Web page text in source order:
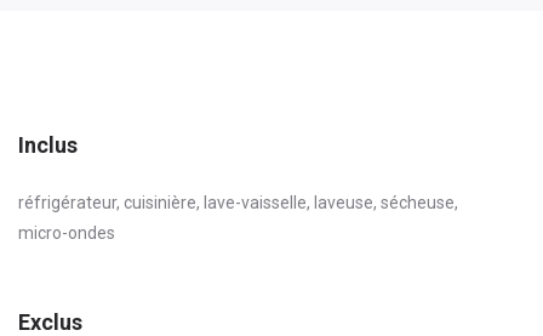
Inclus
réfrigérateur, cuisinière, lave-vaisselle, laveuse, sécheuse,
micro-ondes
Exclus